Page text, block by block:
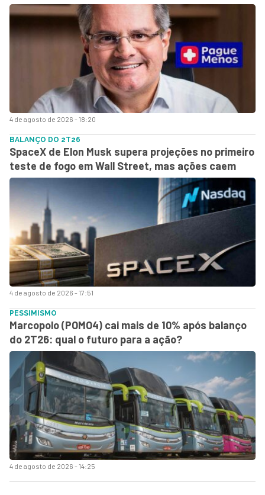
4 de agosto de 2026 - 18:20
4 de agosto de 2026 - 17:51
BALANÇO DO 2T26
SpaceX de Elon Musk supera projeções no primeiro
teste de fogo em Wall Street, mas ações caem
4 de agosto de 2026 - 14:25
PESSIMISMO
Marcopolo (POMO4) cai mais de 10% após balanço
do 2T26: qual o futuro para a ação?